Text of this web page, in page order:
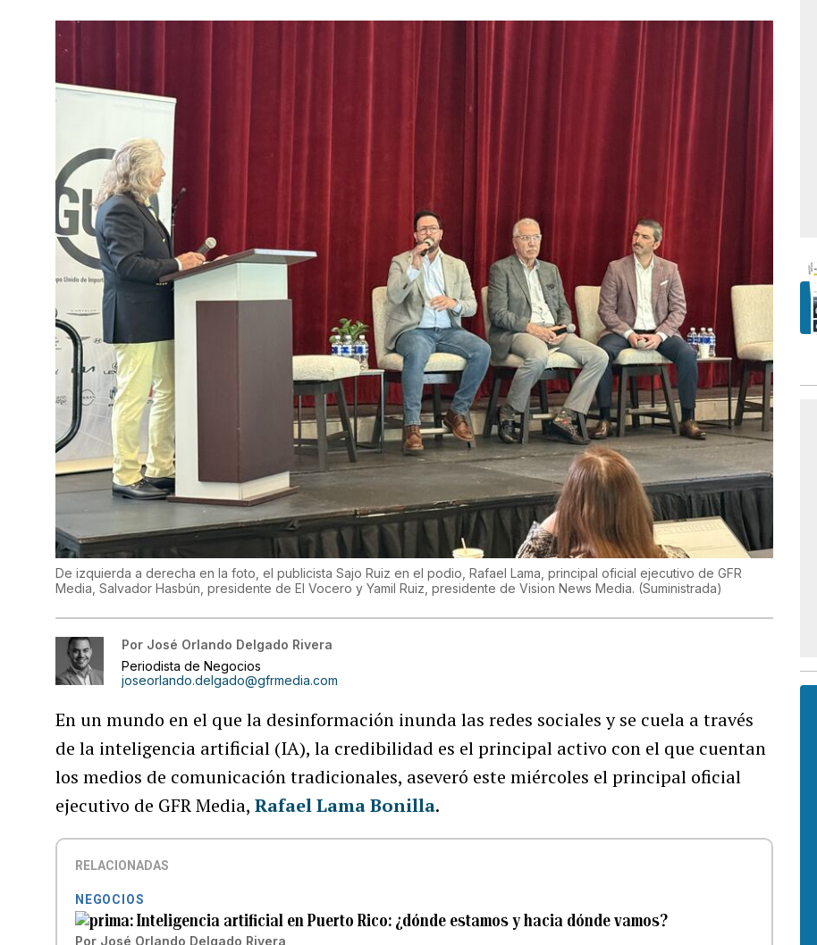
De izquierda a derecha en la foto, el publicista Sajo Ruiz en el podio, Rafael Lama, principal oficial ejecutivo de GFR
Media, Salvador Hasbún, presidente de El Vocero y Yamil Ruiz, presidente de Vision News Media. (Suministrada)
Por José Orlando Delgado Rivera
Periodista de Negocios
joseorlando.delgado@gfrmedia.com
En un mundo en el que la desinformación inunda las redes sociales y se cuela a través
de la inteligencia artificial (IA), la credibilidad es el principal activo con el que cuentan
los medios de comunicación tradicionales, aseveró este miércoles el principal oficial
ejecutivo de GFR Media,Rafael Lama Bonilla.
RELACIONADAS
NEGOCIOS
Inteligencia artificial en Puerto Rico: ¿dónde estamos y hacia dónde vamos?
Por José Orlando Delgado Rivera